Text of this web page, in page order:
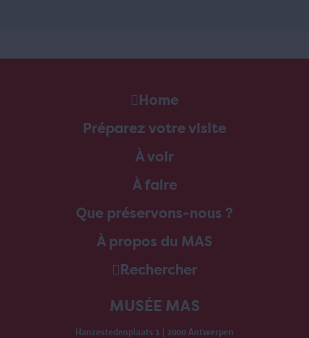
Home
Préparez votre visite
À voir
À faire
Que préservons-nous ?
À propos du MAS
Rechercher
MUSÉE MAS
Hanzestedenplaats 1 | 2000 Antwerpen